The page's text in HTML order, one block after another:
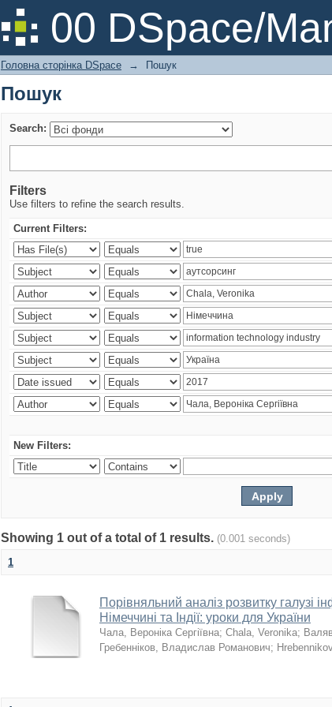
00 DSpace/
Пошук
Головна сторінка DSpace → Пошук
Пошук
Search:
Filters
Use filters to refine the search results.
Current Filters:
New Filters:
Showing 1 out of a total of 1 results. (0.001 seconds)
1
Порівняльний аналіз розвитку галузі
Німеччині та Індії: уроки для України
Чала, Вероніка Сергіївна; Chala, Veronika;
Гребенніков, Владислав Романович;